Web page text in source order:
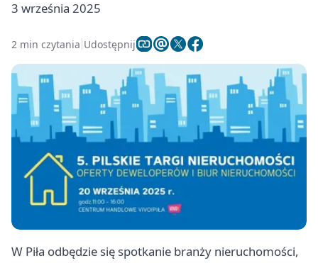
3 września 2025
2 min czytania Udostępnij
W Piła odbędzie się spotkanie branży nieruchomości,